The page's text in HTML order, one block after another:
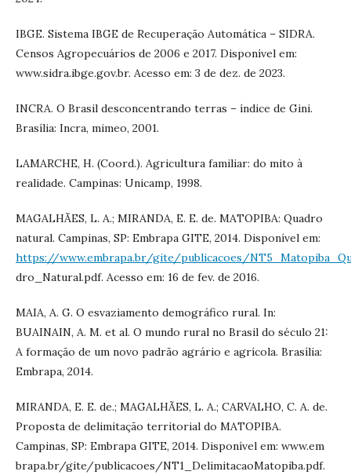
IBGE. Sistema IBGE de Recuperação Automática – SIDRA.
Censos Agropecuários de 2006 e 2017. Disponível em:
www.sidra.ibge.gov.br. Acesso em: 3 de dez. de 2023.
INCRA. O Brasil desconcentrando terras – índice de Gini.
Brasília: Incra, mimeo, 2001.
LAMARCHE, H. (Coord.). Agricultura familiar: do mito à
realidade. Campinas: Unicamp, 1998.
MAGALHÃES, L. A.; MIRANDA, E. E. de. MATOPIBA: Quadro
natural. Campinas, SP: Embrapa GITE, 2014. Disponível em:
https://www.embrapa.br/gite/publicacoes/
dro_Natural.pdf. Acesso em: 16 de fev. de 2016.
MAIA, A. G. O esvaziamento demográfico rural. In:
BUAINAIN, A. M. et al. O mundo rural no Brasil do século 21:
A formação de um novo padrão agrário e agrícola. Brasília:
Embrapa, 2014.
MIRANDA, E. E. de.; MAGALHÃES, L. A.; CARVALHO, C. A. de.
Proposta de delimitação territorial do MATOPIBA.
Campinas, SP: Embrapa GITE, 2014. Disponível em: www.em
brapa.br/gite/publicacoes/NT1_DelimitacaoMatopiba.pdf.